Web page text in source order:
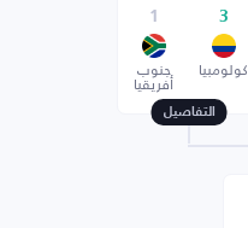
3
كولومبيا
1
جنوب
أفريقيا
التفاصيل